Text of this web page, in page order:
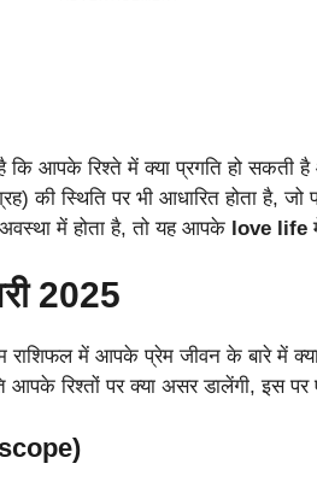
कि आपके रिश्ते में क्या प्रगति हो
की स्थिति पर भी आधारित होता है, जो
में होता है, तो यह आपके love life
2025
राशिफल में आपके प्रेम जीवन के बारे में क्या
आपके रिश्तों पर क्या असर डालेंगी, इस